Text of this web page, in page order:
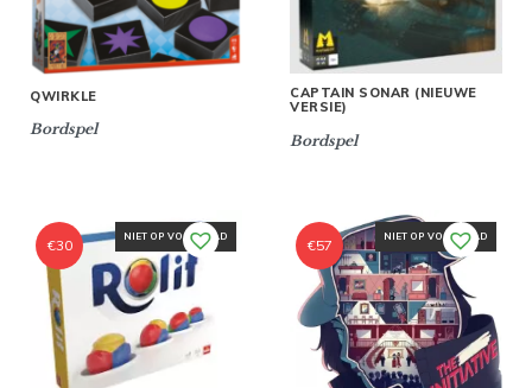
QWIRKLE
Bordspel
CAPTAIN SONAR (NIEUWE
VERSIE)
Bordspel
NIET OP VOORRAAD
€30
NIET OP VOORRAAD
€57